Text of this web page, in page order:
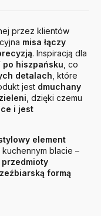
przez klientów
misa łączy
. Inspiracją dla
po hiszpańsku , co
detalach , które
jest dmuchany
zieleni , dzięki czemu
i jest
element
blacie –
formą